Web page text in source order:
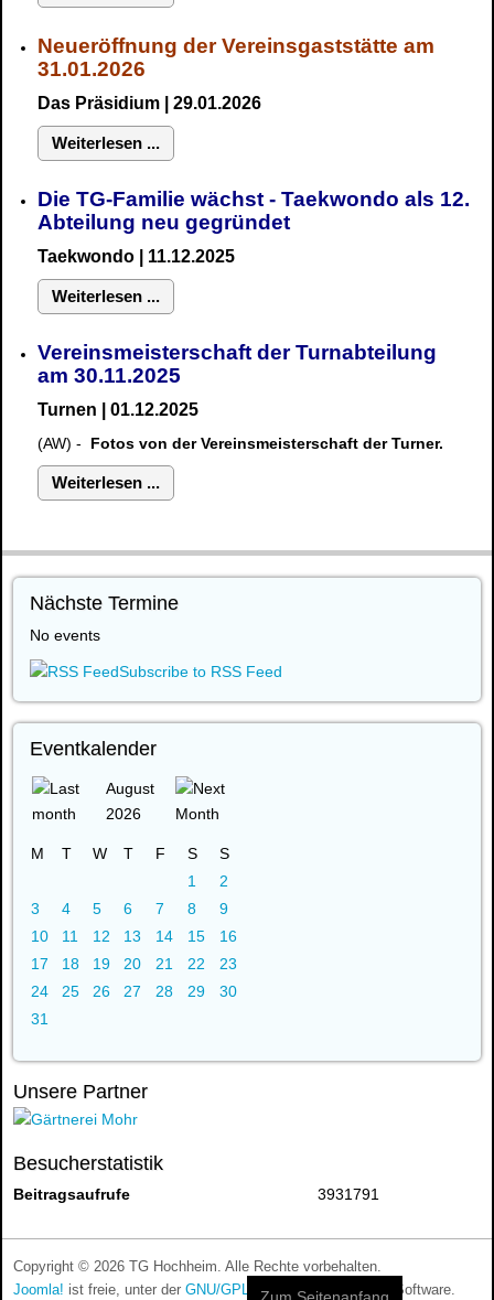
Neueröffnung der Vereinsgaststätte am
31.01.2026
Das Präsidium | 29.01.2026
Weiterlesen ...
Die TG-Familie wächst - Taekwondo als 12.
Abteilung neu gegründet
Taekwondo | 11.12.2025
Weiterlesen ...
Vereinsmeisterschaft der Turnabteilung
am 30.11.2025
Turnen | 01.12.2025
(AW) - Fotos von der Vereinsmeisterschaft der Turner.
Weiterlesen ...
Nächste Termine
No events
Subscribe to RSS Feed
Eventkalender
August
2026
M T W T F S
S
1
2
3
4 5 6 7 8
9
10
11 12 13 14 15
16
17
18 19 20 21 22
23
24
25 26 27 28 29
30
31
Unsere Partner
Besucherstatistik
Beitragsaufrufe 3931791
Copyright © 2026 TG Hochheim. Alle Rechte vorbehalten.
Joomla! ist freie, unter der GNU/GPL-Lizenz veröffentlichte Software.